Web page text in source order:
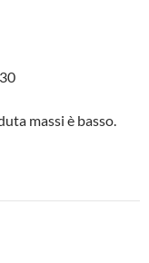
massi è basso.